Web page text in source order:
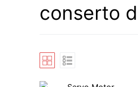
conserto